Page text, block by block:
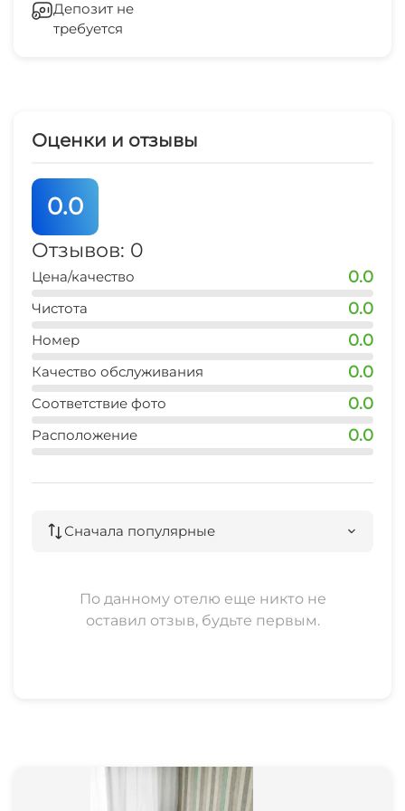
Гладильные принадлежности
Депозит не
требуется
Оценки и отзывы
0.0
Отзывов: 0
Цена/качество 0.0
Чистота 0.0
Номер 0.0
Качество обслуживания 0.0
Соответствие фото 0.0
Расположение 0.0
Сначала популярные
По данному отелю еще никто не
оставил отзыв, будьте первым.